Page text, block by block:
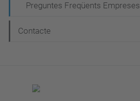
Preguntes Freqüents Empreses
Contacte